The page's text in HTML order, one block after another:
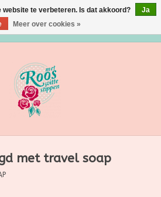
met travel soap
website te verbeteren. Is dat akkoord?
Ja
Meer over cookies »